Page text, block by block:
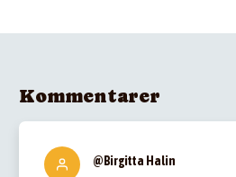
Kommentarer
@Birgitta Halin